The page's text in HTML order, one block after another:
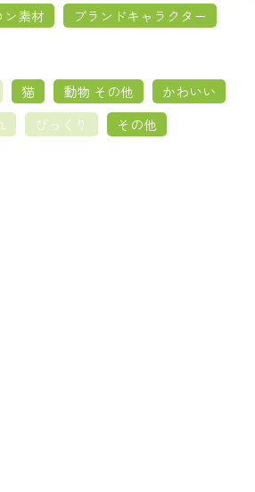
ン素材 ブランドキャラクター
猫 動物 その他
かわいい
びっくり その他